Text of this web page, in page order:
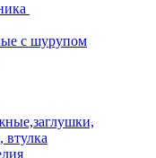
с шурупом
втулка